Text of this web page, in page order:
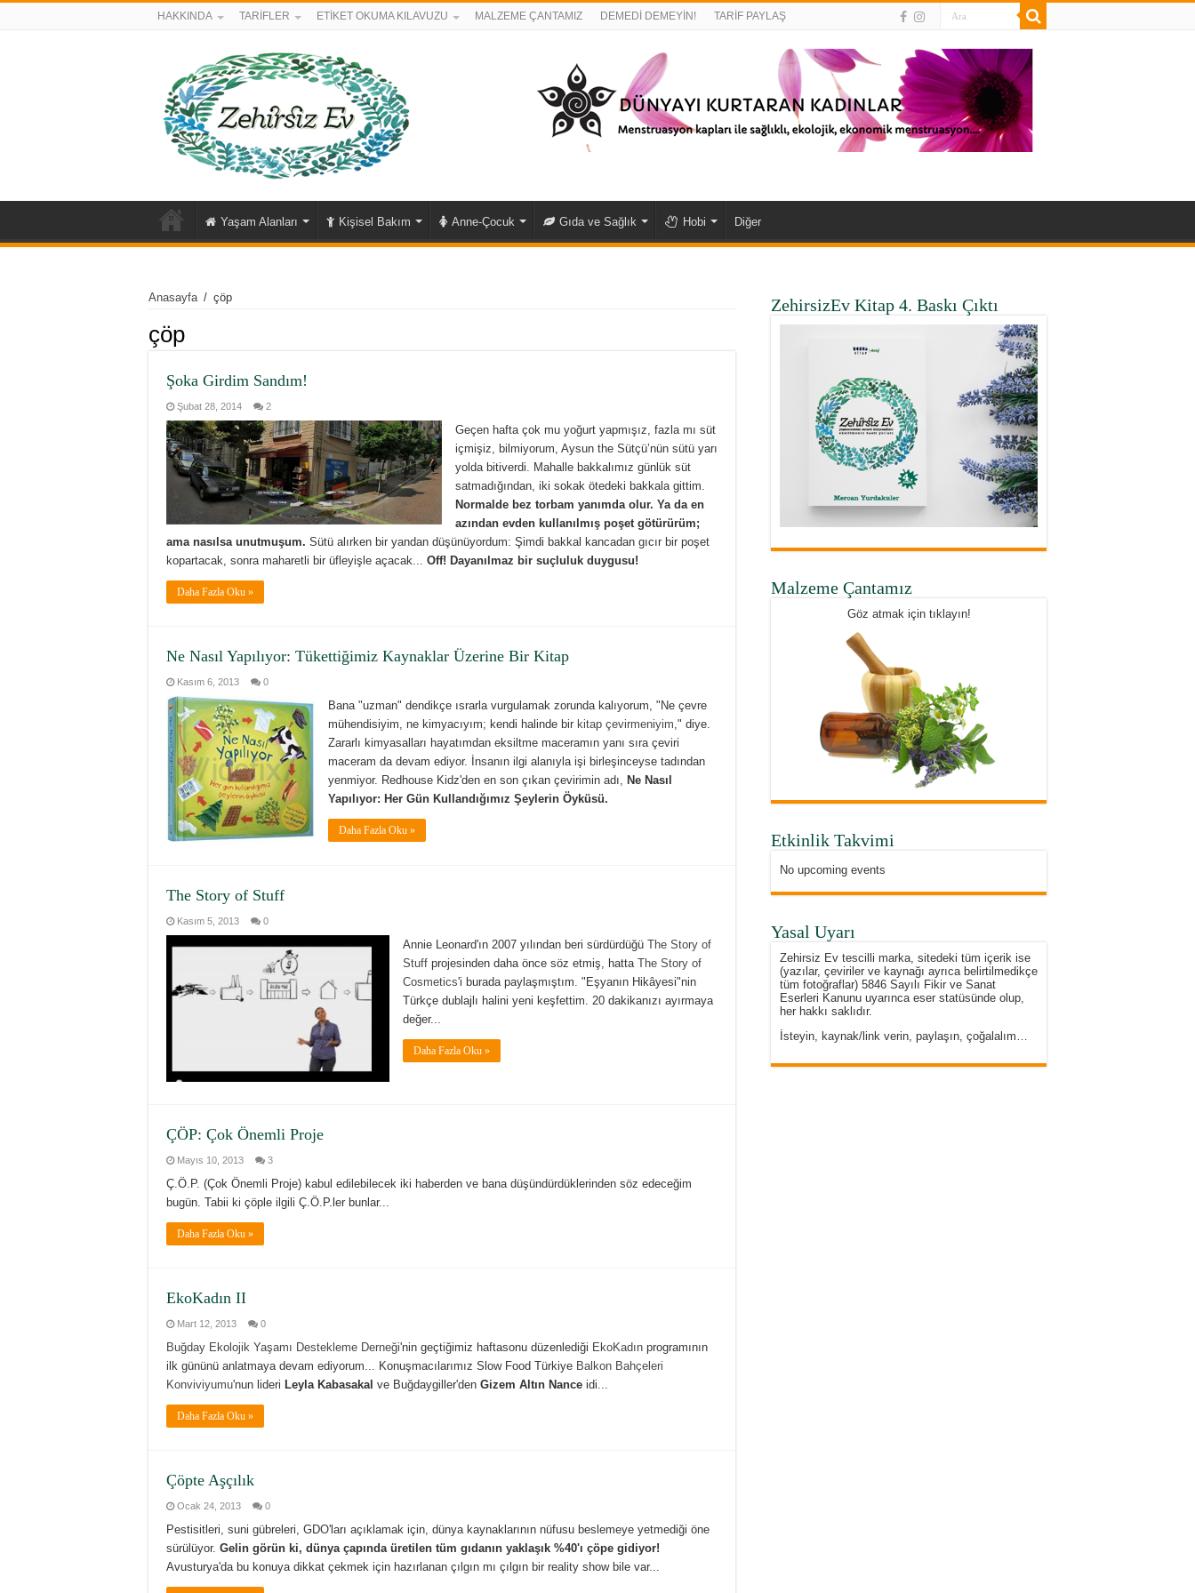
HAKKINDA TARİFLER ETİKET OKUMA KILAVUZU MALZEME ÇANTAMIZ DEMEDİ DEMEYİN! TARİF PAYLAŞ
Yaşam Alanları Kişisel Bakım Anne-Çocuk Gıda ve Sağlık Hobi Diğer
Anasayfa / çöp
çöp
Şoka Girdim Sandım!
Şubat 28, 2014 2
Geçen hafta çok mu yoğurt yapmışız, fazla mı süt
içmişiz, bilmiyorum, Aysun the Sütçü’nün sütü yarı
yolda bitiverdi. Mahalle bakkalımız günlük süt
satmadığından, iki sokak ötedeki bakkala gittim.
Normalde bez torbam yanımda olur. Ya da en
azından evden kullanılmış poşet götürürüm;
ama nasılsa unutmuşum. Sütü alırken bir yandan düşünüyordum: Şimdi bakkal kancadan gıcır bir poşet
kopartacak, sonra maharetli bir üfleyişle açacak... Off! Dayanılmaz bir suçluluk duygusu!
Daha Fazla Oku »
Ne Nasıl Yapılıyor: Tükettiğimiz Kaynaklar Üzerine Bir Kitap
Kasım 6, 2013 0
Bana "uzman" dendikçe ısrarla vurgulamak zorunda kalıyorum, "Ne çevre
mühendisiyim, ne kimyacıyım; kendi halinde bir kitap çevirmeniyim," diye.
Zararlı kimyasalları hayatımdan eksiltme maceramın yanı sıra çeviri
maceram da devam ediyor. İnsanın ilgi alanıyla işi birleşinceyse tadından
yenmiyor. Redhouse Kidz'den en son çıkan çevirimin adı, Ne Nasıl
Yapılıyor: Her Gün Kullandığımız Şeylerin Öyküsü.
Daha Fazla Oku »
The Story of Stuff
Kasım 5, 2013 0
Annie Leonard'ın 2007 yılından beri sürdürdüğü The Story of
Stuff projesinden daha önce söz etmiş, hatta The Story of
Cosmetics'i burada paylaşmıştım. "Eşyanın Hikâyesi"nin
Türkçe dublajlı halini yeni keşfettim. 20 dakikanızı ayırmaya
değer...
Daha Fazla Oku »
ÇÖP: Çok Önemli Proje
Mayıs 10, 2013 3
Ç.Ö.P. (Çok Önemli Proje) kabul edilebilecek iki haberden ve bana düşündürdüklerinden söz edeceğim
bugün. Tabii ki çöple ilgili Ç.Ö.P.ler bunlar...
Daha Fazla Oku »
EkoKadın II
Mart 12, 2013 0
Buğday Ekolojik Yaşamı Destekleme Derneği'nin geçtiğimiz haftasonu düzenlediği EkoKadın programının
ilk gününü anlatmaya devam ediyorum... Konuşmacılarımız Slow Food Türkiye Balkon Bahçeleri
Konviviyumu'nun lideri Leyla Kabasakal ve Buğdaygiller'den Gizem Altın Nance idi...
Daha Fazla Oku »
Çöpte Aşçılık
Ocak 24, 2013 0
Pestisitleri, suni gübreleri, GDO'ları açıklamak için, dünya kaynaklarının nüfusu beslemeye yetmediği öne
sürülüyor. Gelin görün ki, dünya çapında üretilen tüm gıdanın yaklaşık %40'ı çöpe gidiyor!
Avusturya'da bu konuya dikkat çekmek için hazırlanan çılgın mı çılgın bir reality show bile var...
ZehirsizEv Kitap 4. Baskı Çıktı
Malzeme Çantamız
Göz atmak için tıklayın!
Etkinlik Takvimi
No upcoming events
Yasal Uyarı
Zehirsiz Ev tescilli marka, sitedeki tüm içerik ise
(yazılar, çeviriler ve kaynağı ayrıca belirtilmedikçe
tüm fotoğraflar) 5846 Sayılı Fikir ve Sanat
Eserleri Kanunu uyarınca eser statüsünde olup,
her hakkı saklıdır.
İsteyin, kaynak/link verin, paylaşın, çoğalalım…